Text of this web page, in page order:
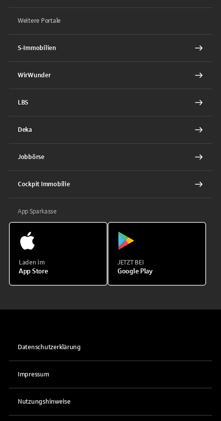
Weitere Portale
S-Immobilien
WirWunder
LBS
Deka
Jobbörse
Cockpit Immobilie
App Sparkasse
Laden im
App Store
JETZT BEI
Google Play
Datenschutzerklärung
Impressum
Nutzungshinweise